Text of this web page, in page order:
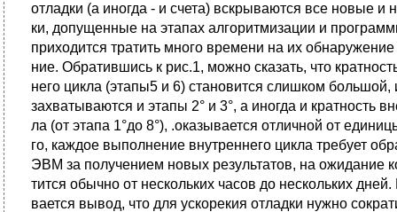
отладки (а иногда - и счета) вскрываются все новые и
ки, допущенные на этапах алгоритмизации и
приходится тратить много времени на их
ние. Обратившись к рис.1, можно сказать, что
него цикла (этапы5 и 6) становится слишком большой,
захватываются и этапы 2° и 3°, а иногда и кратность
ла (от этапа 1°до 8°), .оказывается отличной от
го, каждое выполнение внутреннего цикла требует
ЭВМ за получением новых результатов, на ожидание
тится обычно от нескольких часов до нескольких
вается вывод, что для ускорекия отладки нужно